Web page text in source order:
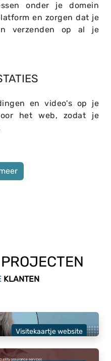
onder je domein
en zorgen dat je
verzenden op al je
en video's op je
het web, zodat je
KLANTEN
Visitekaartje website